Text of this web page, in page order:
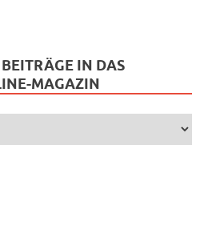
IN DAS
MAGAZIN